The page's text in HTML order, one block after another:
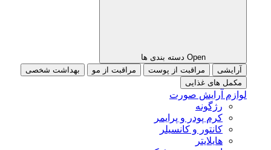
Open دسته بندی ها
آرایشی
مراقبت از پوست مراقبت از مو
بهداشت شخصی
مکمل های غذایی
لوازم آرایش صورت
رژگونه
کرم پودر و پرایمر
کانتور و کانسیلر
هایلایتر